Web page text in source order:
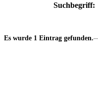
Suchbegriff:
Es wurde 1 Eintrag gefunden.